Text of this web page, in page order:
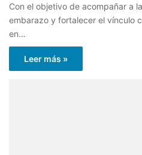
Con el objetivo de acompañar a
embarazo y fortalecer el vínculo
en…
Leer más »